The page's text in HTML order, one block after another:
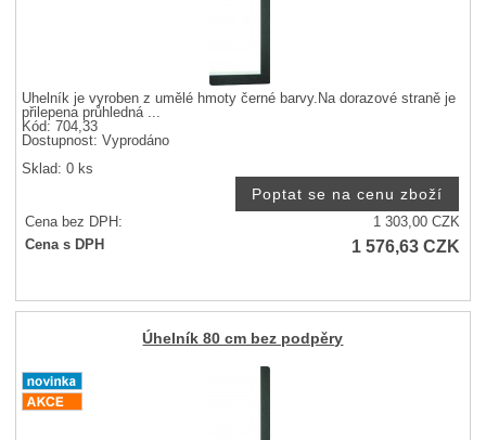
Úhelník je vyroben z umělé hmoty černé barvy.Na dorazové straně je
přilepena průhledná ...
Kód: 704,33
Dostupnost:Vyprodáno
Sklad: 0 ks
Cena bez DPH: 1 303,00CZK
Cena s DPH
1 576,63CZK
Úhelník 80 cm bez podpěry